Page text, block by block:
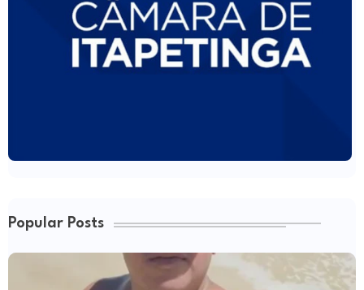
Popular Posts